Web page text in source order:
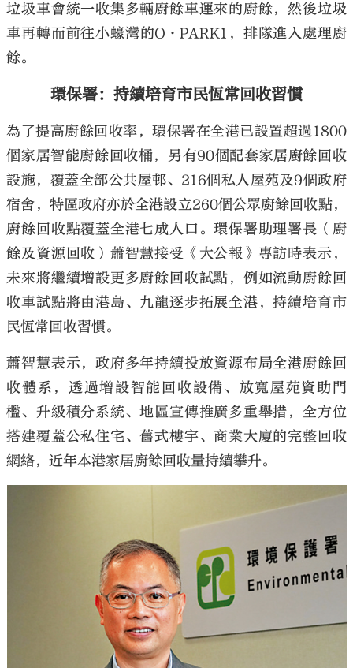
垃圾車會統一收集多輛廚餘車運來的廚餘，然後垃圾
車再轉而前往小蠔灣的O·PARK1，排隊進入處理廚
餘。
環保署：持續培育市民恆常回收習慣
為了提高廚餘回收率，環保署在全港已設置超過1800
個家居智能廚餘回收桶，另有90個配套家居廚餘回收
設施，覆蓋全部公共屋邨、216個私人屋苑及9個政府
宿舍，特區政府亦於全港設立260個公眾廚餘回收點，
廚餘回收點覆蓋全港七成人口。環保署助理署長（廚
餘及資源回收）蕭智慧接受《大公報》專訪時表示，
未來將繼續增設更多廚餘回收試點，例如流動廚餘回
收車試點將由港島、九龍逐步拓展全港，持續培育市
民恆常回收習慣。
蕭智慧表示，政府多年持續投放資源布局全港廚餘回
收體系，透過增設智能回收設備、放寬屋苑資助門
檻、升級積分系統、地區宣傳推廣多重舉措，全方位
搭建覆蓋公私住宅、舊式樓宇、商業大廈的完整回收
網絡，近年本港家居廚餘回收量持續攀升。